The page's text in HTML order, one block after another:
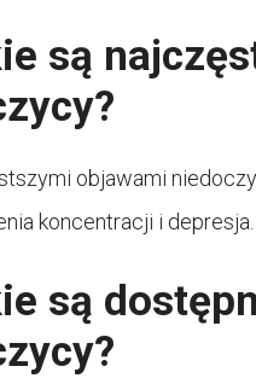
są
objawami
koncentracji i
są